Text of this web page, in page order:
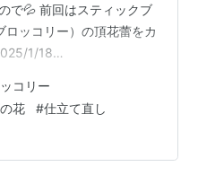
で💦 前回はスティックブ
ロッコリー）の頂花蕾をカ
1/18
時間が無かったので防虫
ら📷 2月9日 猛吹雪を乗
をちょっと除けて・・・
穫には至りませ～ん 気に
コリー
花 #仕立て直し